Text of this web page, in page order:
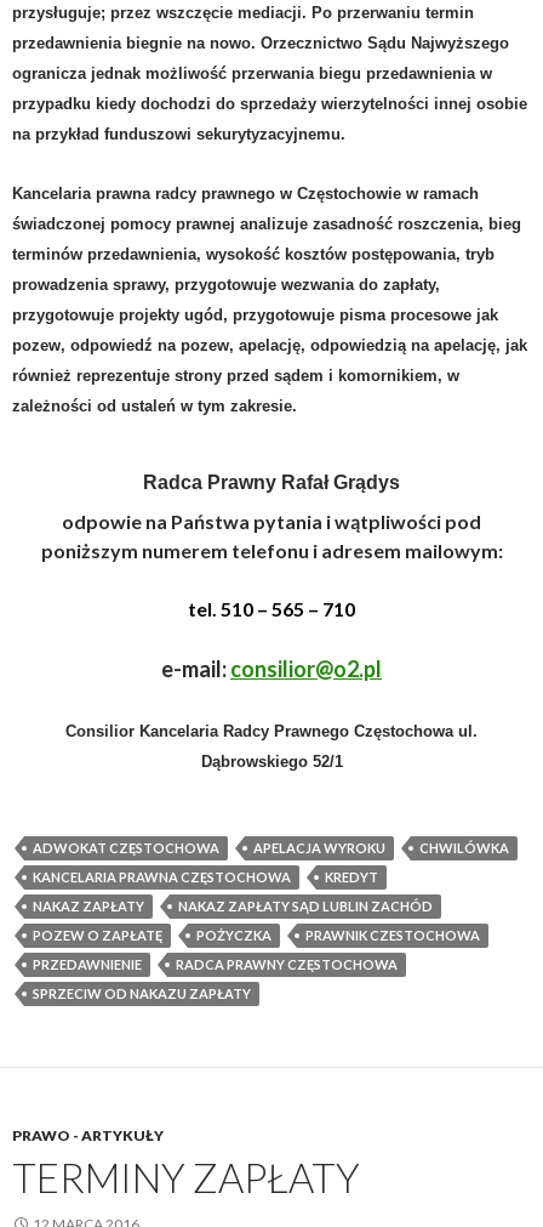
przysługuje; przez wszczęcie mediacji. Po przerwaniu termin
przedawnieniabiegnie na nowo. Orzecznictwo Sądu Najwyższego
ogranicza jednak możliwość przerwania biegu przedawnienia w
przypadku kiedy dochodzi do sprzedaży wierzytelności innej osobie
na przykład funduszowi sekurytyzacyjnemu.
Kancelaria prawna radcy prawnego w Częstochowie w ramach
świadczonej pomocy prawnej analizuje zasadność roszczenia, bieg
terminów przedawnienia, wysokość kosztów postępowania, tryb
prowadzenia sprawy, przygotowuje wezwania do zapłaty,
przygotowuje projekty ugód, przygotowuje pisma procesowe jak
pozew, odpowiedź na pozew, apelację, odpowiedzią na apelację, jak
również reprezentuje strony przed sądem i komornikiem, w
zależności od ustaleń w tym zakresie.
Radca Prawny Rafał Grądys
odpowie na Państwa pytania i wątpliwości pod
poniższym numerem telefonu i adresem mailowym:
tel. 510 – 565 – 710
e-mail:consilior@o2.pl
Consilior Kancelaria Radcy Prawnego Częstochowa ul.
Dąbrowskiego 52/1
ADWOKAT CZĘSTOCHOWA APELACJA WYROKU
CHWILÓWKA
KANCELARIA PRAWNA CZĘSTOCHOWA
KREDYT
NAKAZ ZAPŁATY
NAKAZ ZAPŁATY SĄD LUBLIN ZACHÓD
POZEW O ZAPŁATĘ
POŻYCZKA
PRAWNIK CZESTOCHOWA
PRZEDAWNIENIE
RADCA PRAWNY CZĘSTOCHOWA
SPRZECIW OD NAKAZU ZAPŁATY
PRAWO - ARTYKUŁY
TERMINY ZAPŁATY